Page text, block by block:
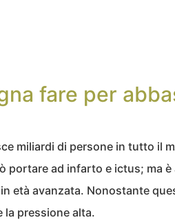
fare per
miliardi di persone in tutto il
portare ad infarto e ictus; ma
età avanzata. Nonostante
la pressione alta.